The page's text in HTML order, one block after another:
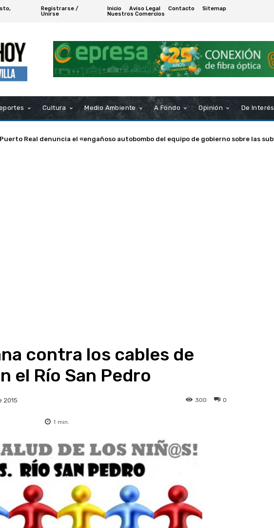
Registrarse /
Unirse
Inicio Aviso Legal Contacto
Sitemap
Nuestros Comercios
Cultura Medio Ambiente A Fondo Opinión De Interés
Rampa de Puerto Real nombra Socio de Honor a Manuel Rosendo Sánchez
contra los cables de
el Río San Pedro
2015 0
300
1 min.